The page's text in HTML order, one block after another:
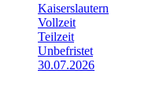
Kaiserslautern
Vollzeit
Teilzeit
Unbefristet
30.07.2026